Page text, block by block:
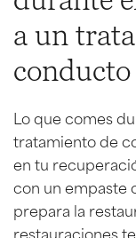
a un
conducto
Lo que comes
tratamiento de
en tu
con un empaste
prepara la
restauraciones